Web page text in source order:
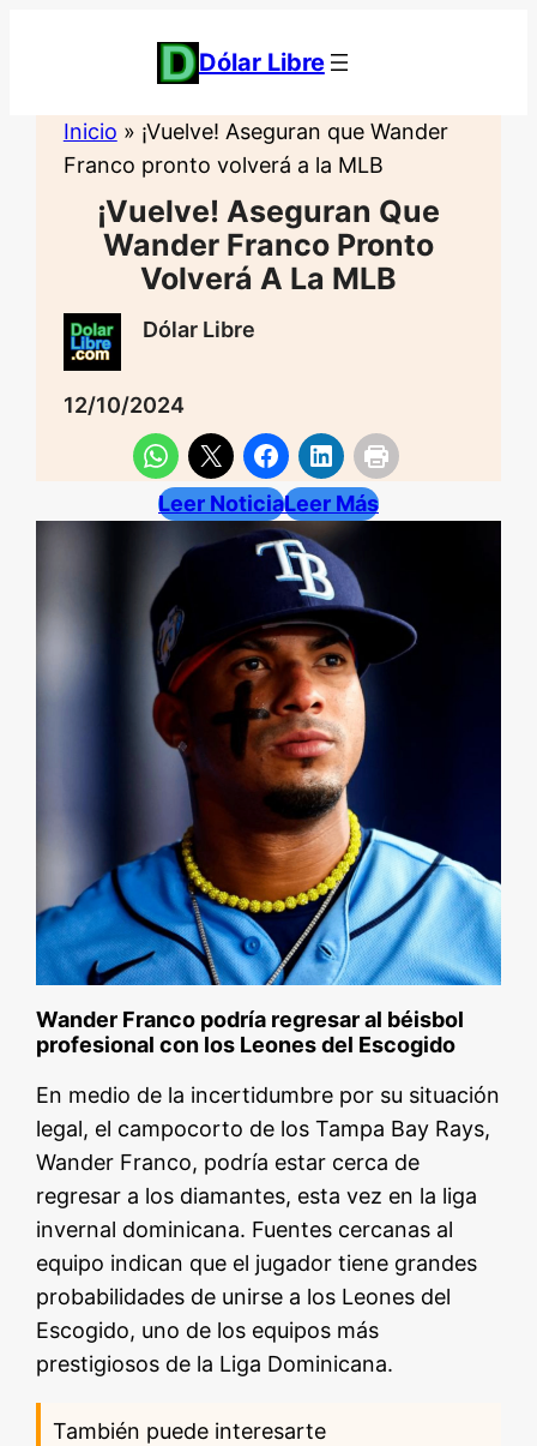
Dólar Libre
Inicio » ¡Vuelve! Aseguran que Wander
Franco pronto volverá a la MLB
¡Vuelve! Aseguran Que
Wander Franco Pronto
Volverá A La MLB
Dólar Libre
12/10/2024
Leer NoticiaLeer Más
Wander Franco podría regresar al béisbol
profesional con los Leones del Escogido
En medio de la incertidumbre por su situación
legal, el campocorto de los Tampa Bay Rays,
Wander Franco, podría estar cerca de
regresar a los diamantes, esta vez en la liga
invernal dominicana. Fuentes cercanas al
equipo indican que el jugador tiene grandes
probabilidades de unirse a los Leones del
Escogido, uno de los equipos más
prestigiosos de la Liga Dominicana.
También puede interesarte